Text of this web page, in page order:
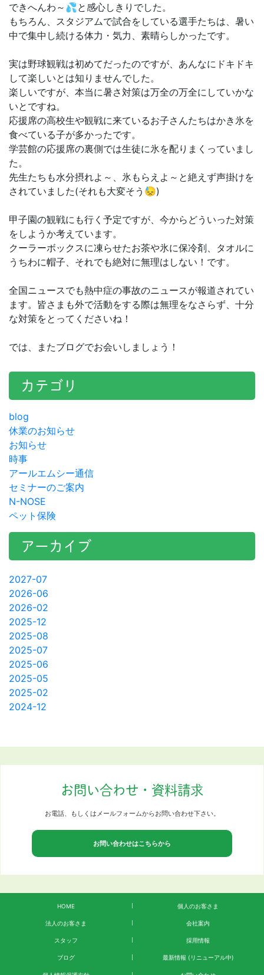
できへんわ～💦と感心しきりでした。
もちろん、スタジアムで試合をしている選手たちは、暑い
中で集中し続ける体力・気力、素晴らしかったです。
実は野球観戦は初めてだったのですが、あんなにドキドキ
して楽しいとは知りませんでした。
楽しいですが、本当に暑さ対策は万全の万全にしていかな
いとですね。
応援席の高校生や観戦に来ているお子さんたちはかき氷を
食べている子が多かったです。
学芸館の応援席の裏側では生徒に氷を配りまくっていまし
た。
先生たちも水分摂れよ～、氷もらえよ～と絶えず声掛けを
されていました(それも大変そう😓)
甲子園の観戦にも行く予定ですが、今からどういった対策
をしようか考えています。
クーラーボックスに凍らせたお茶や氷に保冷剤、タオルに
うちわに帽子、それでも絶対に無理はしない！です。
全国ニュースでも熱中症の事故のニュースが報道されてい
ます。皆さまも外で活動をする際は無理をなさらず、十分
な対策をとってくださいね！
では、またブログでお会いしましょう！
カテゴリ
blog
休業のお知らせ
お知らせ
時事
アールエムシー通信
セミナーのご案内
N-NOSE
ペット保険
アーカイブ
2027-07
2026-06
2026-02
2025-12
2025-08
2025-07
2025-06
2025-05
2025-02
2024-12
お問い合わせ・資料請求
お電話、もしくはメールフォームからお問い合わせ下さい。
お問い合わせはこちらから
HOME 個人のお客さま
法人のお客さま 会社案内
スタッフ 採用情報
ブログ 最新情報​​​​​​​ (リニューアル中)